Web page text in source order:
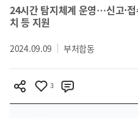
24시간 탐지체계 운영…신고·
치 등 지원
2024.09.09 부처합동
3